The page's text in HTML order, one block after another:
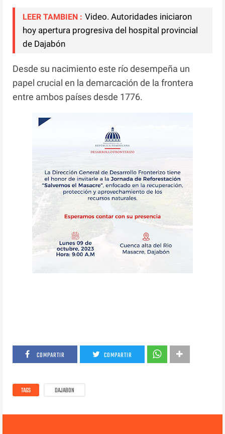
LEER TAMBIEN : Video. Autoridades iniciaron
hoy apertura progresiva del hospital provincial
de Dajabón
Desde su nacimiento este río desempeña un
papel crucial en la demarcación de la frontera
entre ambos países desde 1776.
COMPARTIR COMPARTIR
TAGS DAJABON